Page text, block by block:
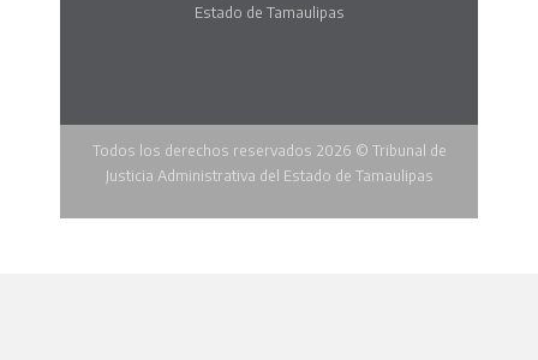
Estado de Tamaulipas
Todos los derechos reservados 2026 © Tribunal de
Justicia Administrativa del Estado de Tamaulipas